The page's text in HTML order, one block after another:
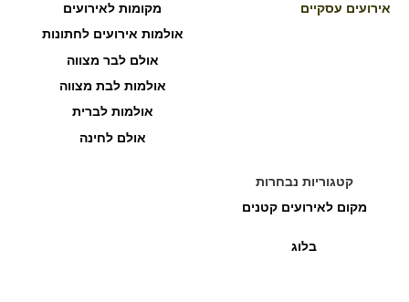
אירועים עסקיים
מקומות לאירועים
אולמות אירועים לחתונות
אולם לבר מצווה
אולמות לבת מצווה
אולמות לברית
אולם לחינה
קטגוריות נבחרות
מקום לאירועים קטנים
בלוג